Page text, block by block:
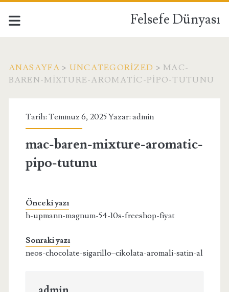
Felsefe Dünyası
ANASAYFA > UNCATEGORIZED >MAC-
BAREN-MIXTURE-AROMATIC-PIPO-TUTUNU
Tarih: Temmuz 6, 2025 Yazar: admin
mac-baren-mixture-aromatic-
pipo-tutunu
Önceki yazı
h-upmann-magnum-54-10s-freeshop-fiyat
Sonraki yazı
neos-chocolate-sigarillo–cikolata-aromali-satin-al